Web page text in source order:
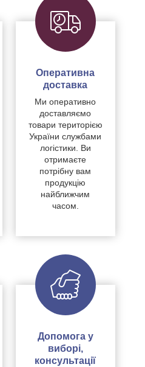
Оперативна
доставка
Ми оперативно
доставляємо
товари територією
України службами
логістики. Ви
отримаєте
потрібну вам
продукцію
найближчим
часом.
Допомога у
виборі,
консультації